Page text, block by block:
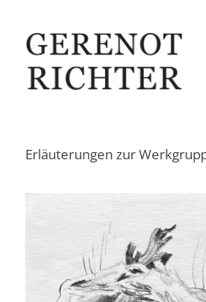
Erläuterungen zur